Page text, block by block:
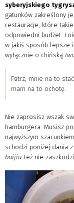
syberyjskiego
gatunków zakreślony
restauracje, które
odpowiedni budżet. I
w jakiś sposób lepsze
wyłącznie o chińską
Patrz, mnie na to
mam na to ochotę.
Nie zaprosisz wszak
hamburgera. Musisz
najwyższym
schodzi poniżej dania
baijiu też nie